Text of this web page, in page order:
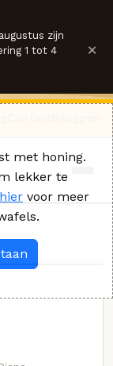
zijn
1 tot 4
×
met honing.
lekker te
voor meer